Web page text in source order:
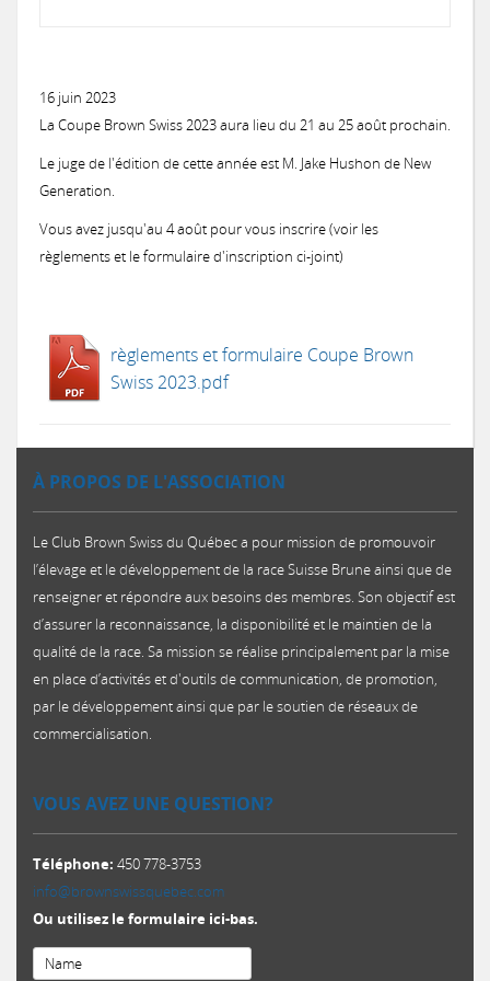
16 juin 2023
La Coupe Brown Swiss 2023 aura lieu du 21 au 25 août prochain.
Le juge de l'édition de cette année est M. Jake Hushon de New
Generation.
Vous avez jusqu'au 4 août pour vous inscrire (voir les
règlements et le formulaire d'inscription ci-joint)
règlements et formulaire Coupe Brown
Swiss 2023.pdf
À PROPOS DE L'ASSOCIATION
Le Club Brown Swiss du Québec a pour mission de promouvoir
l’élevage et le développement de la race Suisse Brune ainsi que de
renseigner et répondre aux besoins des membres. Son objectif est
d’assurer la reconnaissance, la disponibilité et le maintien de la
qualité de la race. Sa mission se réalise principalement par la mise
en place d’activités et d'outils de communication, de promotion,
par le développement ainsi que par le soutien de réseaux de
commercialisation.​
VOUS AVEZ UNE QUESTION?
Téléphone: 450 778-3753
info@brownswissquebec.com
Ou utilisez le formulaire ici-bas.